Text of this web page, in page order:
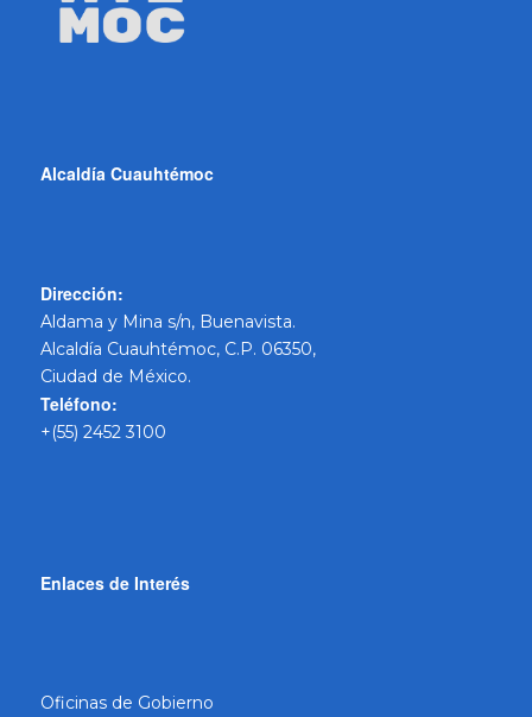
Alcaldía Cuauhtémoc
Dirección:
Aldama y Mina s/n, Buenavista.
Alcaldía Cuauhtémoc, C.P. 06350,
Ciudad de México.
Teléfono:
+(55) 2452 3100
Enlaces de Interés
Oficinas de Gobierno